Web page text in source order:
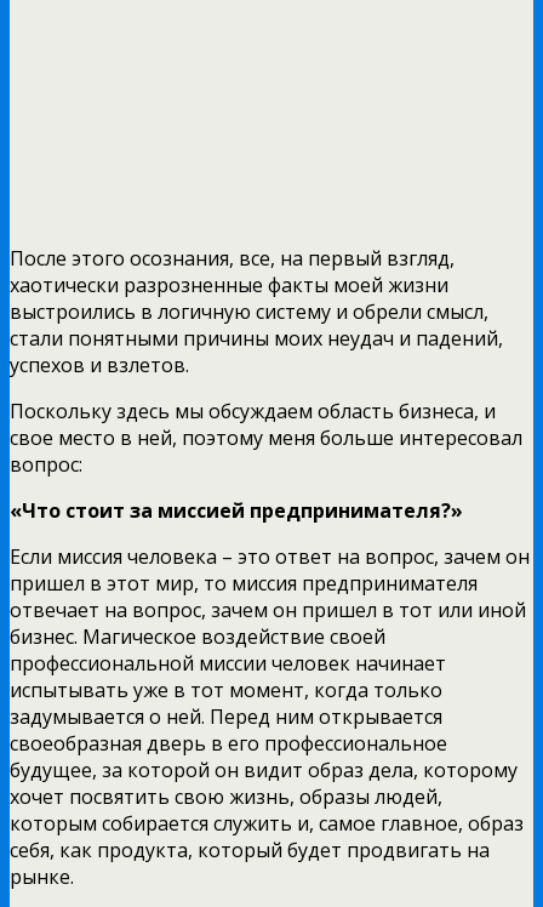
После этого осознания, все, на первый взгляд,
хаотически разрозненные факты моей жизни
выстроились в логичную систему и обрели смысл,
стали понятными причины моих неудач и падений,
успехов и взлетов.
Поскольку здесь мы обсуждаем область бизнеса, и
свое место в ней, поэтому меня больше интересовал
вопрос:
«Что стоит за миссией предпринимателя?»
Если миссия человека – это ответ на вопрос, зачем он
пришел в этот мир, то миссия предпринимателя
отвечает на вопрос, зачем он пришел в тот или иной
бизнес. Магическое воздействие своей
профессиональной миссии человек начинает
испытывать уже в тот момент, когда только
задумывается о ней. Перед ним открывается
своеобразная дверь в его профессиональное
будущее, за которой он видит образ дела, которому
хочет посвятить свою жизнь, образы людей,
которым собирается служить и, самое главное, образ
себя, как продукта, который будет продвигать на
рынке.